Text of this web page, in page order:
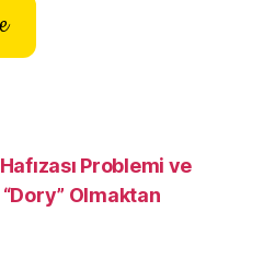
Problemi ve
Olmaktan